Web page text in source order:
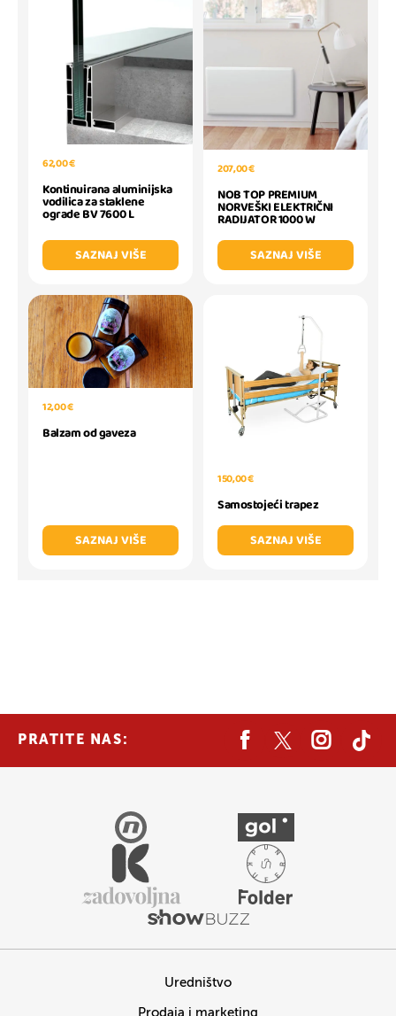
62,00 €
Kontinuirana aluminijska
vodilica za staklene
ograde BV 7600 L
SAZNAJ VIŠE
207,00 €
NOB TOP PREMIUM
NORVEŠKI ELEKTRIČNI
RADIJATOR 1000 W
SAZNAJ VIŠE
12,00 €
Balzam od gaveza
SAZNAJ VIŠE
150,00 €
Samostojeći trapez
SAZNAJ VIŠE
PRATITE NAS:
Uredništvo
Prodaja i marketing